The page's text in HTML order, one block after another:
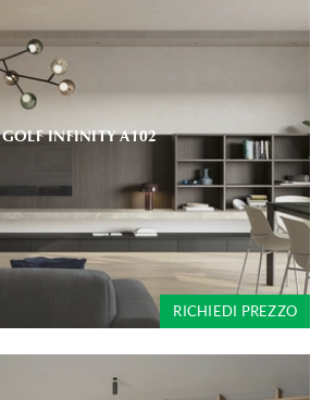
GOLF INFINITY A102
RICHIEDI PREZZO